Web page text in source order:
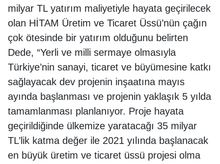
milyar TL yatırım maliyetiyle hayata geçirilecek
olan HİTAM Üretim ve Ticaret Üssü’nün çağın
çok ötesinde bir yatırım olduğunu belirten
Dede, “Yerli ve milli sermaye olmasıyla
Türkiye’nin sanayi, ticaret ve büyümesine katkı
sağlayacak dev projenin inşaatına mayıs
ayında başlanması ve projenin yaklaşık 5 yılda
tamamlanması planlanıyor. Proje hayata
geçirildiğinde ülkemize yaratacağı 35 milyar
TL’lik katma değer ile 2021 yılında başlanacak
en büyük üretim ve ticaret üssü projesi olma